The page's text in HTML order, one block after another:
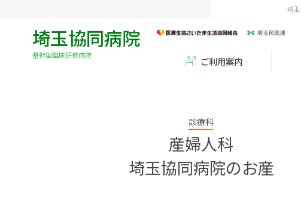
埼
埼玉協同病院
基幹型臨床研修病院
ご利用案内
診療科
産婦人科
埼玉協同病院のお産